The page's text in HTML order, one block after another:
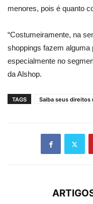
menores, pois é quanto
“Costumeiramente, na
shoppings fazem
especialmente no
da Alshop.
TAGS Saiba seus direitos